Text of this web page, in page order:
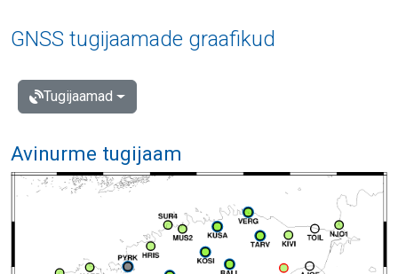
GNSS tugijaamade graafikud
Tugijaamad
Avinurme tugijaam